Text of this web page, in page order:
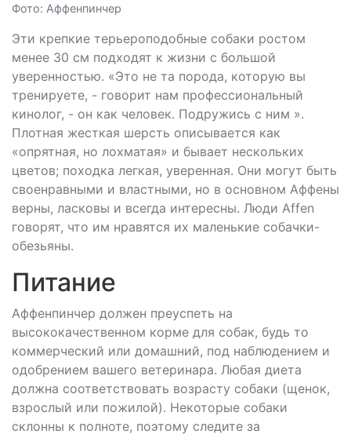
Фото: Аффенпинчер
Эти крепкие терьероподобные собаки ростом
менее 30 см подходят к жизни с большой
уверенностью. «Это не та порода, которую вы
тренируете, - говорит нам профессиональный
кинолог, - он как человек. Подружись с ним ».
Плотная жесткая шерсть описывается как
«опрятная, но лохматая» и бывает нескольких
цветов; походка легкая, уверенная. Они могут быть
своенравными и властными, но в основном Аффены
верны, ласковы и всегда интересны. Люди Affen
говорят, что им нравятся их маленькие собачки-
обезьяны.
Питание
Аффенпинчер должен преуспеть на
высококачественном корме для собак, будь то
коммерческий или домашний, под наблюдением и
одобрением вашего ветеринара. Любая диета
должна соответствовать возрасту собаки (щенок,
взрослый или пожилой). Некоторые собаки
склонны к полноте, поэтому следите за